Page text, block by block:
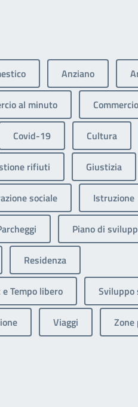
Anziano
al minuto
Covid-19 Cultura
rifiuti Giustizia
sociale Istruzione
Piano di
Residenza
Tempo libero
Viaggi Zone